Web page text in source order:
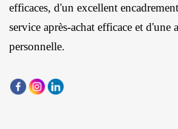
efficaces, d'un excellent
service après-achat efficace et d'une
personnelle.